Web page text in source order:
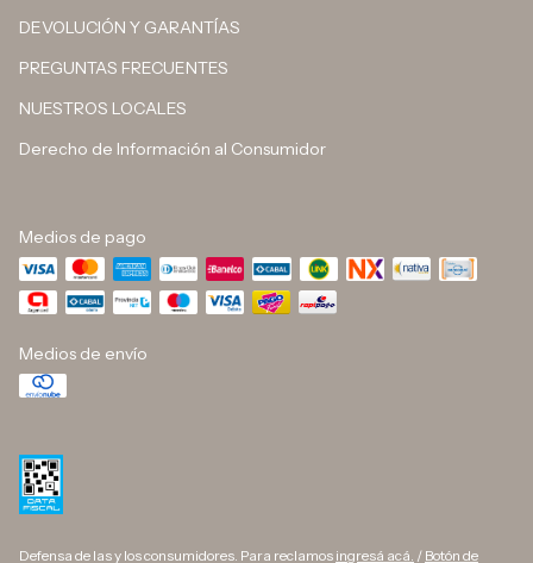
DEVOLUCIÓN Y GARANTÍAS
PREGUNTAS FRECUENTES
NUESTROS LOCALES
Derecho de Información al Consumidor
Medios de pago
Medios de envío
Defensa de las y los consumidores. Para reclamos ingresá acá. / Botón de